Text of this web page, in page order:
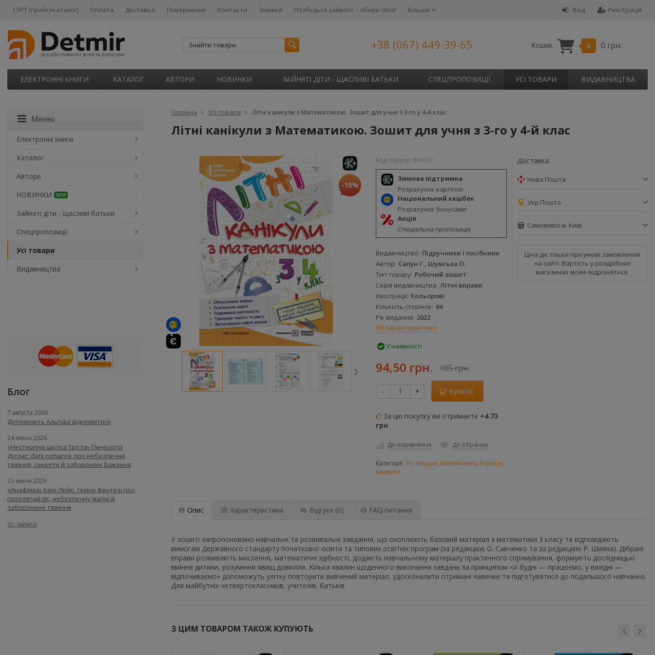
Вхід Реєстрація
ГУРТ (прайс+каталог) Оплата Доставка Повернення Контакти Знижки Позбудься зайвого – обери своє! Більше
+38 (067) 449-39-65 Кошик 0 0 грн.
ЕЛЕКТРОННІ КНИГИ КАТАЛОГ АВТОРИ НОВИНКИ ЗАЙНЯТІ ДІТИ - ЩАСЛИВІ БАТЬКИ СПЕЦПРОПОЗИЦІЇ УСІ ТОВАРИ ВИДАВНИЦТВА
Головна Усі товари Літні канікули з Математикою. Зошит для учня з 3-го у 4-й клас
Літні канікули з Математикою. Зошит для учня з 3-го у 4-й клас
-10%
Код товару: 491677
Зимова підтримка
Розрахунок карткою
Національний кешбек
Розрахунок бонусами
Акція
Спеціальна пропозиція
Видавництво Підручники і посібники
Автор Сапун Г., Шумська О.
Тип товару Робочий зошит
Серія видавництва Літні вправи
Ілюстрації Кольорові
Кількість сторінок 64
Рік видання 2022
Усі характеристики
У наявності
94,50 грн. 105 грн.
- + Купити
За цю покупку ви отримаєте +4.73
грн
До порівняння До обраних
Категорії: Усі товари, Математика, Корисні
канікули
Доставка:
Нова Пошта
Укр Пошта
Самовивіз м. Київ
Ціна діє тільки при умові замовлення
на сайті. Вартість у роздрібних
магазинах може відрізнятися.
Опис Характеристики Відгуки (0) FAQ-питання
У зошиті запропоновано навчальні та розвивальні завдання, що охоплюють базовий матеріал з математики 3 класу та відповідають
вимогам Державного стандарту початкової освіти та типових освітніх програм (за редакцією О. Савченко та за редакцією Р. Шияна). Дібрані
вправи розвивають мислення, математичні здібності, додають навчальному матеріалу практичного спрямування, формують дослідницькі
вміння дитини, розуміння явищ довкілля. Кілька хвилин щоденного виконання завдань за принципом «У будні — працюємо, у вихідні —
відпочиваємо» допоможуть улітку повторити вивчений матеріал, удосконалити отримані навички та підготуватися до подальшого навчання.
Для майбутніх четвертокласників, учителів, батьків.
для
для
З ЦИМ ТОВАРОМ ТАКОЖ КУПУЮТЬ
Меню
Електронні книги
Каталог
Автори
НОВИНКИ
NEW
Зайняті діти - щасливі батьки
Спецпропозиції
Усі товари
Видавництва
Блог
7 августа 2026
Допоможіть Альпаці відновитися
24 июня 2026
«Нестерпна шістка Трісти» Пенелопи
Дуглас: dark romance про небезпечне
тяжіння, секрети й заборонені бажання
23 июня 2026
«Анафема» Кері Лейк: темне фентезі про
проклятий ліс, небезпечну магію й
заборонене тяжіння
Усі записи